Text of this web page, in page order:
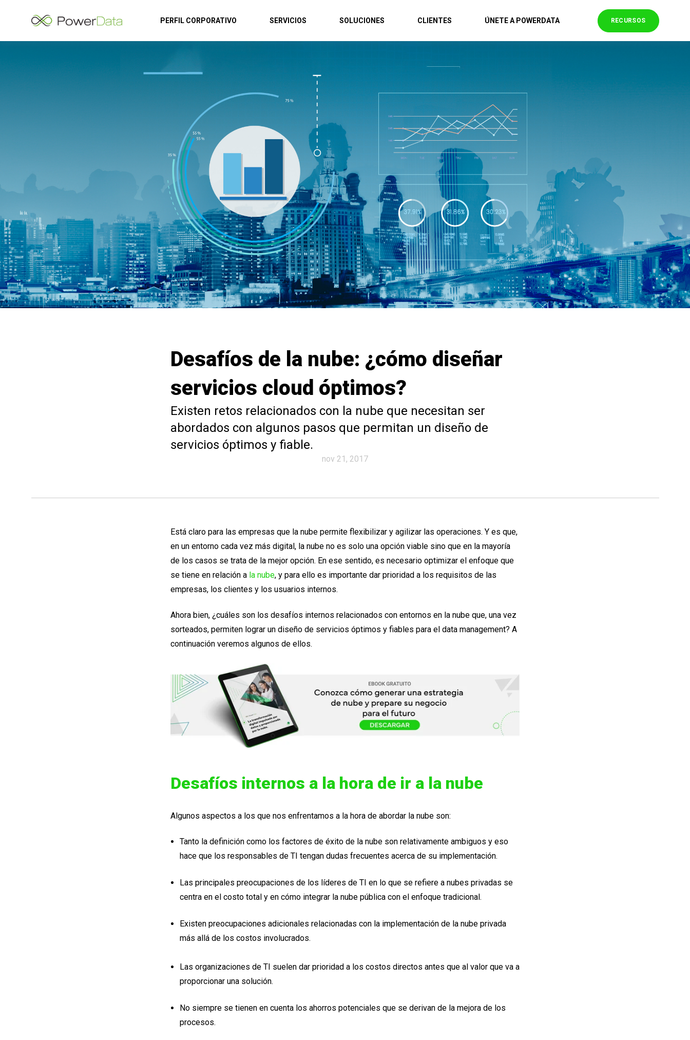
PERFIL CORPORATIVO SERVICIOS SOLUCIONES CLIENTES ÚNETE A POWERDATA RECURSOS
Desafíos de la nube: ¿cómo diseñar
servicios cloud óptimos?
Existen retos relacionados con la nube que necesitan ser
abordados con algunos pasos que permitan un diseño de
servicios óptimos y fiable.
nov 21, 2017
Está claro para las empresas que la nube permite flexibilizar y agilizar las operaciones. Y es que,
en un entorno cada vez más digital, la nube no es solo una opción viable sino que en la mayoría
de los casos se trata de la mejor opción. En ese sentido, es necesario optimizar el enfoque que
se tiene en relación a la nube, y para ello es importante dar prioridad a los requisitos de las
empresas, los clientes y los usuarios internos.
Ahora bien, ¿cuáles son los desafíos internos relacionados con entornos en la nube que, una vez
sorteados, permiten lograr un diseño de servicios óptimos y fiables para el data management? A
continuación veremos algunos de ellos.
Desafíos internos a la hora de ir a la nube
Algunos aspectos a los que nos enfrentamos a la hora de abordar la nube son:
Tanto la definición como los factores de éxito de la nube son relativamente ambiguos y eso
hace que los responsables de TI tengan dudas frecuentes acerca de su implementación.
Las principales preocupaciones de los líderes de TI en lo que se refiere a nubes privadas se
centra en el costo total y en cómo integrar la nube pública con el enfoque tradicional.
Existen preocupaciones adicionales relacionadas con la implementación de la nube privada
más allá de los costos involucrados.
Las organizaciones de TI suelen dar prioridad a los costos directos antes que al valor que va a
proporcionar una solución.
No siempre se tienen en cuenta los ahorros potenciales que se derivan de la mejora de los
procesos.